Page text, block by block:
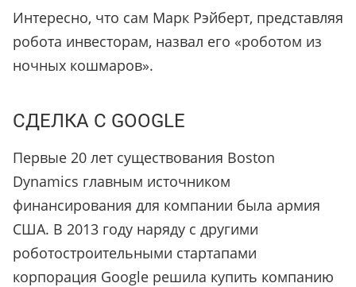
Интересно, что сам Марк Рэйберт, представляя
робота инвесторам, назвал его «роботом из
ночных кошмаров».
СДЕЛКА С GOOGLE
Первые 20 лет существования Boston
Dynamics главным источником
финансирования для компании была армия
США. В 2013 году наряду с другими
роботостроительными стартапами
корпорация Google решила купить компанию